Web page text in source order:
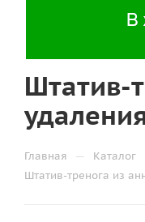
Штатив-
Главная — Каталог
Штатив-тренога из